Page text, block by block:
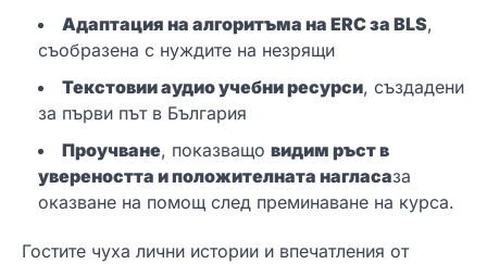
Адаптация на алгоритъма на ERC за BLS,
съобразена с нуждите на незрящи
Текстовии аудиоучебни ресурси, създадени
за първи път в България
Проучване, показващо видим ръст в
увереността и положителната нагласаза
оказване на помощ след преминаване на курса.
Гостите чуха лични истории и впечатления от